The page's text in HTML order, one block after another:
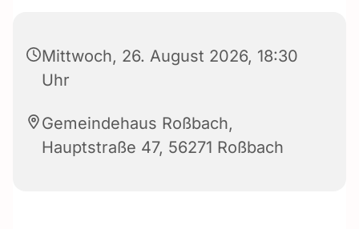
Mittwoch, 26. August 2026, 18:30
Uhr
Gemeindehaus Roßbach,
Hauptstraße 47, 56271 Roßbach